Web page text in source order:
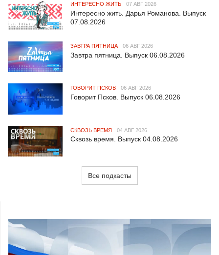
ИНТЕРЕСНО ЖИТЬ 07 АВГ 2026
Интересно жить. Дарья Романова. Выпуск
07.08.2026
ЗАВТРА ПЯТНИЦА 06 АВГ 2026
Завтра пятница. Выпуск 06.08.2026
ГОВОРИТ ПСКОВ 06 АВГ 2026
Говорит Псков. Выпуск 06.08.2026
СКВОЗЬ ВРЕМЯ 04 АВГ 2026
Сквозь время. Выпуск 04.08.2026
Все подкасты